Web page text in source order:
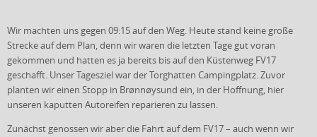
Wir machten uns gegen 09:15 auf den Weg. Heute stand keine große
Strecke auf dem Plan, denn wir waren die letzten Tage gut voran
gekommen und hatten es ja bereits bis auf den Küstenweg FV17
geschafft. Unser Tagesziel war der Torghatten Campingplatz. Zuvor
planten wir einen Stopp in Brønnøysund ein, in der Hoffnung, hier
unseren kaputten Autoreifen reparieren zu lassen.
Zunächst genossen wir aber die Fahrt auf dem FV17 – auch wenn wir